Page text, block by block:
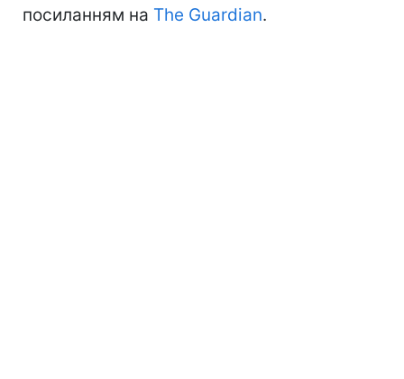
посиланням на The Guardian.